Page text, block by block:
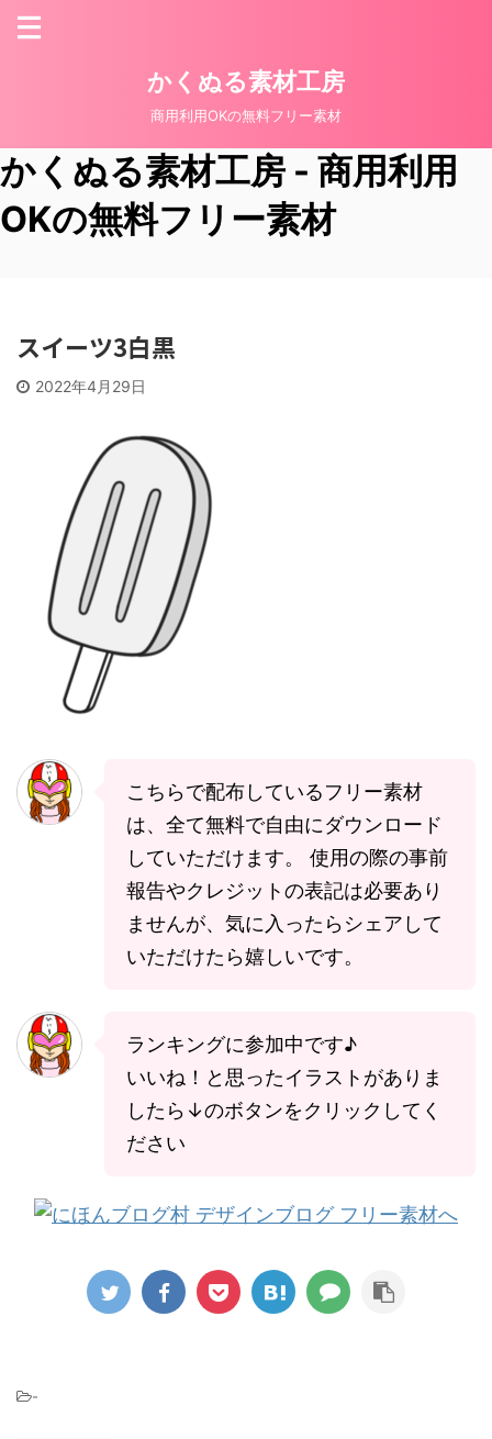
かくぬる素材工房
商用利用OKの無料フリー素材
かくぬる素材工房 - 商用利用
OKの無料フリー素材
スイーツ3白黒
2022年4月29日
こちらで配布しているフリー素材
は、全て無料で自由にダウンロード
していただけます。 使用の際の事前
報告やクレジットの表記は必要あり
ませんが、気に入ったらシェアして
いただけたら嬉しいです。
ランキングに参加中です♪
いいね！と思ったイラストがありま
したら↓のボタンをクリックしてく
ださい
-